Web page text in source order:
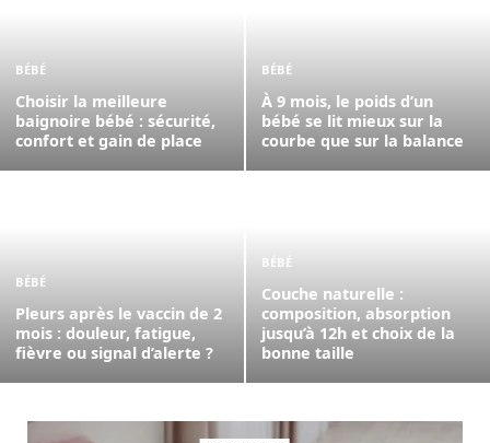
BÉBÉ
Choisir la meilleure
baignoire bébé : sécurité,
confort et gain de place
BÉBÉ
À 9 mois, le poids d’un
bébé se lit mieux sur la
courbe que sur la balance
BÉBÉ
Pleurs après le vaccin de 2
mois : douleur, fatigue,
fièvre ou signal d’alerte ?
BÉBÉ
Couche naturelle :
composition, absorption
jusqu’à 12h et choix de la
bonne taille